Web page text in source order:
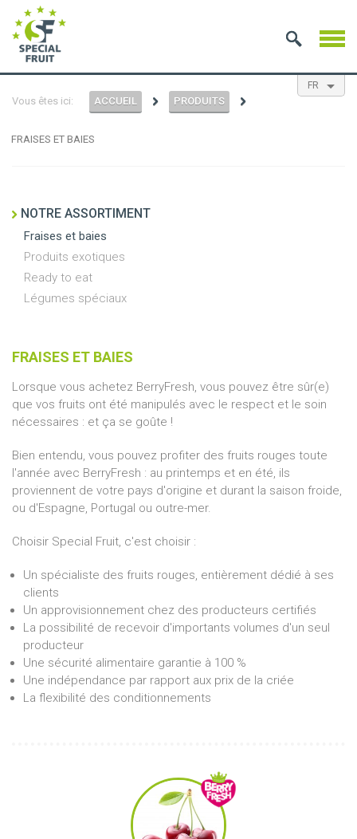
FR
Vous êtes ici: ACCUEIL PRODUITS
FRAISES ET BAIES
NOTRE ASSORTIMENT
Fraises et baies
Produits exotiques
Ready to eat
Légumes spéciaux
FRAISES ET BAIES
Lorsque vous achetez BerryFresh, vous pouvez être sûr(e)
que vos fruits ont été manipulés avec le respect et le soin
nécessaires : et ça se goûte !
Bien entendu, vous pouvez profiter des fruits rouges toute
l'année avec BerryFresh : au printemps et en été, ils
proviennent de votre pays d'origine et durant la saison froide,
ou d'Espagne, Portugal ou outre-mer.
Choisir Special Fruit, c'est choisir :
Un spécialiste des fruits rouges, entièrement dédié à ses
clients
Un approvisionnement chez des producteurs certifiés
La possibilité de recevoir d'importants volumes d'un seul
producteur
Une sécurité alimentaire garantie à 100 %
Une indépendance par rapport aux prix de la criée
La flexibilité des conditionnements